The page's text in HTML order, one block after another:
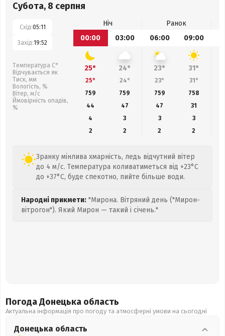
Субота, 8 серпня
Схід:05:11
Захід:19:52
Температура С°
Відчувається як
Тиск, мм
Вологість, %
Вітер, м/с
Ймовірність опадів,
%
Ніч
Ранок
00:00
03:00 06:00 09:00
25° 24° 23° 31°
25° 24° 23° 31°
759
759 759 758
44
47 47 31
4
3 3
3
2
2 2 2
Зранку мінлива хмарність, ледь відчутний вітер
до 4 м/с. Температура коливатиметься від +23°C
до +37°C, буде спекотно, пийте більше води.
Народні прикмети: "Мирона. Вітряний день ("Мирон-
вітрогон"). Який Мирон — такий і січень."
Погода Донецька область
Актуальна інформація про погоду та атмосферні умови на сьогодні
Донецька область